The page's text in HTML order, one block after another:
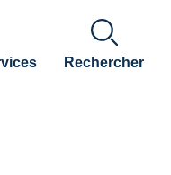
Rechercher